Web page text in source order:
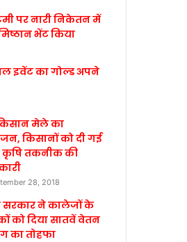
पर नारी निकेतन में
भेंट किया
इवेंट का गोल्ड अपने
मेले का
किसानों को दी गई
कृषि तकनीक की
28, 2018
सरकार ने कालेजों के
को दिया सातवें वेतन
का तोहफा